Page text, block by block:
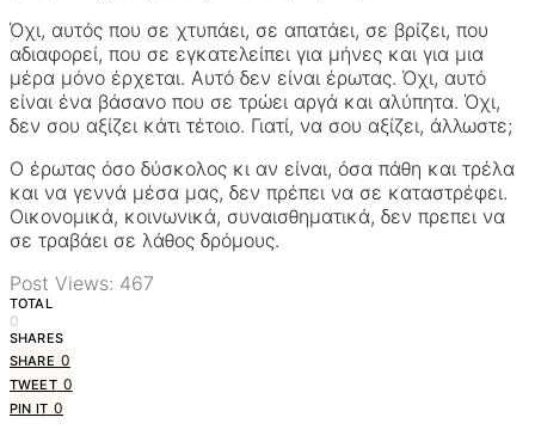
Όχι, αυτός που σε χτυπάει, σε απατάει, σε βρίζει, που
αδιαφορεί, που σε εγκατελείπει για μήνες και για μια
μέρα μόνο έρχεται. Αυτό δεν είναι έρωτας. Όχι, αυτό
είναι ένα βάσανο που σε τρώει αργά και αλύπητα. Όχι,
δεν σου αξίζει κάτι τέτοιο. Γιατί, να σου αξίζει, άλλωστε;
Ο έρωτας όσο δύσκολος κι αν είναι, όσα πάθη και τρέλα
και να γεννά μέσα μας, δεν πρέπει να σε καταστρέφει.
Οικονομικά, κοινωνικά, συναισθηματικά, δεν πρεπει να
σε τραβάει σε λάθος δρόμους.
Post Views: 467
TOTAL
0
SHARES
SHARE 0
TWEET 0
PIN IT 0